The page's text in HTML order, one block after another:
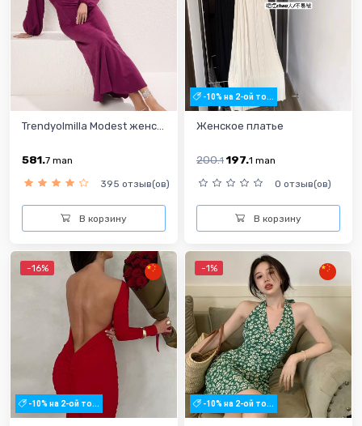
Trendyolmilla Modest женс...
581.7 man
395 отзыв(ов)
В корзину
-10% на 2-ой то...
Женское платье
200.1 197.1 man
0 отзыв(ов)
В корзину
-16%
-10% на 2-ой то...
-1%
-10% на 2-ой то...